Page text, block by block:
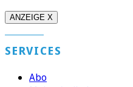
ANZEIGE X
SERVICES
Abo